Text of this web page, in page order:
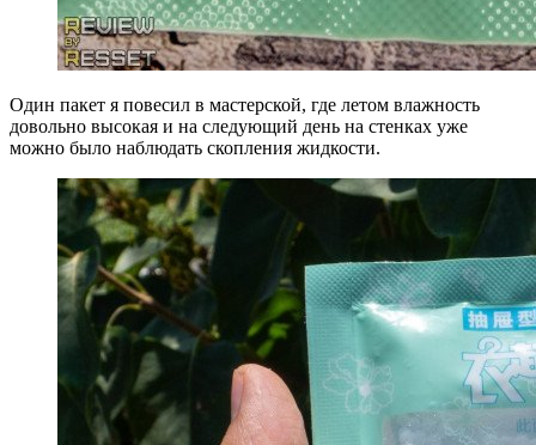
Один пакет я повесил в мастерской, где летом влажность
довольно высокая и на следующий день на стенках уже
можно было наблюдать скопления жидкости.